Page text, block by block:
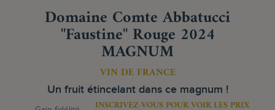
Domaine Comte Abbatucci
"Faustine" Rouge 2024
MAGNUM
VIN DE FRANCE
Un fruit étincelant dans ce magnum !
INSCRIVEZ-VOUS POUR VOIR LES PRIX